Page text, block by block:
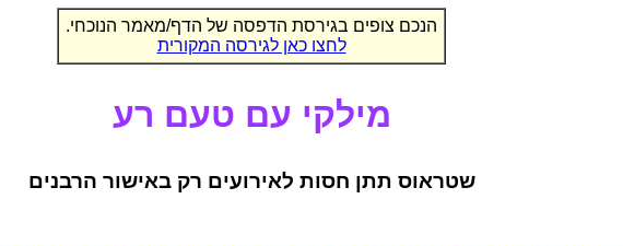
הנכם צופים בגירסת הדפסה של הדף/מאמר הנוכחי.
לחצו כאן לגירסה המקורית
מילקי עם טעם רע
שטראוס תתן חסות לאירועים רק באישור הרבנים